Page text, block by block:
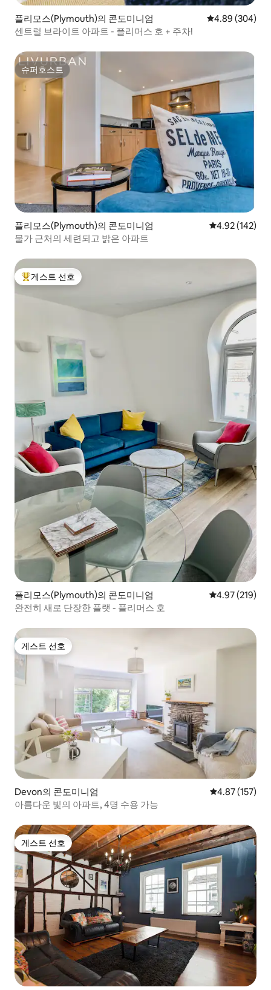
플리모스(Plymouth)의 콘도미니엄 평점 4.89점(5
4.89 (304)
센트럴 브라이트 아파트 - 플리머스 호 + 주차!
슈퍼호스트
슈퍼호스트
플리모스(Plymouth)의 콘도미니엄 평점 4.92점(5
4.92 (142)
물가 근처의 세련되고 밝은 아파트
상위 게스트 선호
게스트 선호
플리모스(Plymouth)의 콘도미니엄 평점 4.97점(5
4.97 (219)
완전히 새로 단장한 플랫 - 플리머스 호
게스트 선호
게스트 선호
Devon의 콘도미니엄 평점 4.87점(5
4.87 (157)
아름다운 빛의 아파트, 4명 수용 가능
게스트 선호
게스트 선호